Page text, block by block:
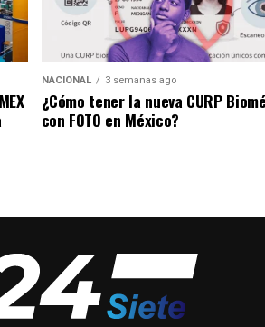
NACIONAL 3 semanas ago
¿Cómo tener la nueva CURP
con FOTO en México?